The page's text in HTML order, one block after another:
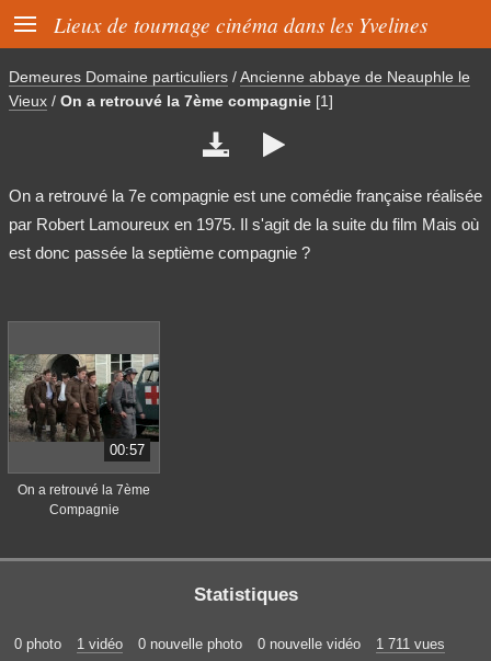
 Lieux de tournage cinéma dans les Yvelines
Demeures Domaine particuliers /Ancienne abbaye de Neauphle le
Vieux / On a retrouvé la 7ème compagnie [1]
 
On a retrouvé la 7e compagnie est une comédie française réalisée
par Robert Lamoureux en 1975. Il s'agit de la suite du film Mais où
est donc passée la septième compagnie ?
00:57
On a retrouvé la 7ème
Compagnie
Statistiques
0 photo 1 vidéo 0 nouvelle photo 0 nouvelle vidéo 1 711 vues